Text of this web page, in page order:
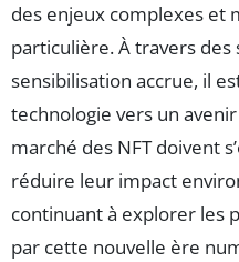
des enjeux complexes et
particulière. À travers
sensibilisation accrue, il
technologie vers un
marché des NFT doivent
réduire leur impact
continuant à explorer les
par cette nouvelle ère